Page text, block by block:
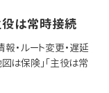
は常時接続
・ルート変更・遅延
は保険」「主役は常